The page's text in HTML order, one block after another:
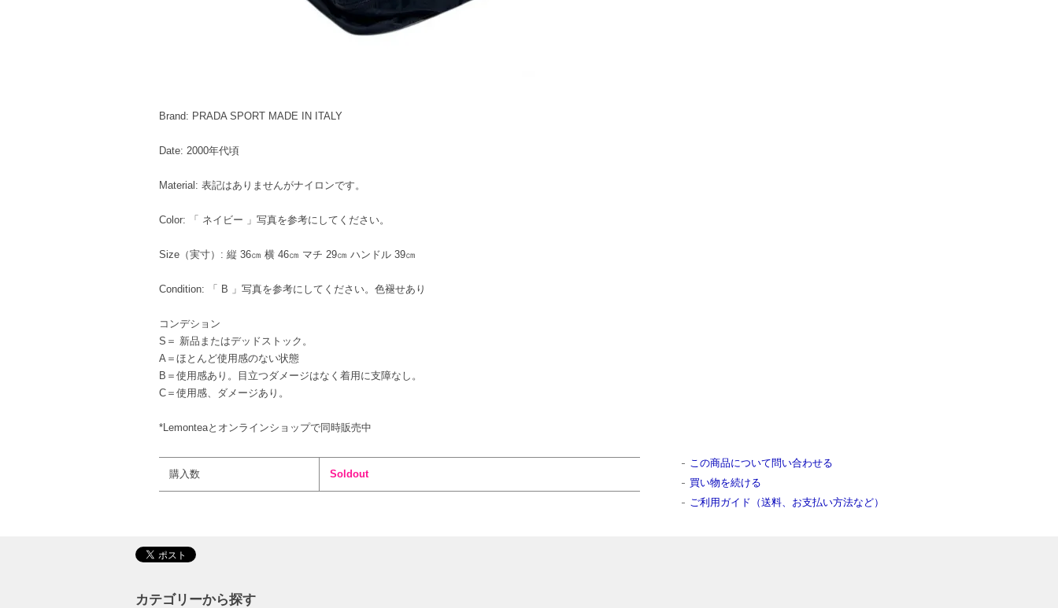
Brand: PRADA SPORT MADE IN ITALY
Date: 2000年代頃
Material: 表記はありませんがナイロンです。
Color: 「 ネイビー 」写真を参考にしてください。
Size（実寸）: 縦 36㎝ 横 46㎝ マチ 29㎝ ハンドル 39㎝
Condition: 「 B 」写真を参考にしてください。色褪せあり
コンデション
S＝ 新品またはデッドストック。
A＝ほとんど使用感のない状態
B＝使用感あり。目立つダメージはなく着用に支障なし。
C＝使用感、ダメージあり。
*Lemonteaとオンラインショップで同時販売中
購入数 Soldout
この商品について問い合わせる
買い物を続ける
ご利用ガイド（送料、お支払い方法など）
カテゴリーから探す